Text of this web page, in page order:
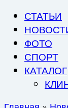
СТАТЬИ
ФОТО
СПОРТ
КАТАЛОГ